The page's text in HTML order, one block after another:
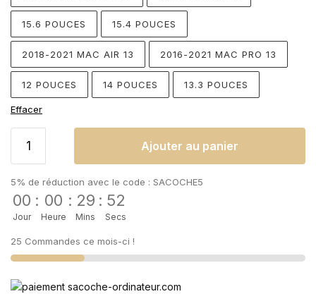
15.6 POUCES 15.4 POUCES
2018-2021 MAC AIR 13 2016-2021 MAC PRO 13
12 POUCES 14 POUCES 13.3 POUCES
Effacer
Ajouter au panier
5% de réduction avec le code : SACOCHE5
00
Jour
: 00
Heure
: 29
Mins
: 52
Secs
25 Commandes ce mois-ci !